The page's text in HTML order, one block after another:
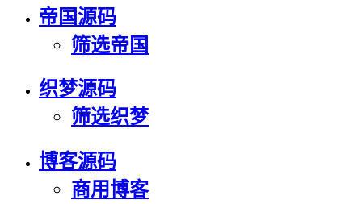
帝国源码
筛选帝国
织梦源码
筛选织梦
博客源码
商用博客